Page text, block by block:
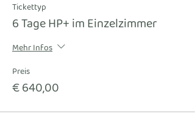
Tickettyp
6 Tage HP+ im Einzelzimmer
Mehr Infos
Preis
€ 640,00